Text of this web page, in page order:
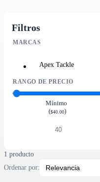
Filtros
MARCAS
Apex Tackle
RANGO DE PRECIO
Mínimo
($40.00)
1 producto
Ordenar por: